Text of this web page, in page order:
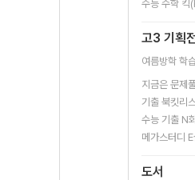
수능 수학 킥
고3 기획
여름방학 학
지금은 문제
기출 북킷리
수능 기출 N
메가스터디 E
도서